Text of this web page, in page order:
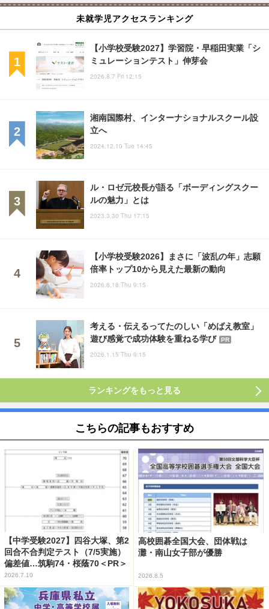
未就学児アクセスランキング
【小学校受験2027】学習院・早稲田実業「シ
ミュレーションテスト」伸芽会
2026.8.7 Fri 12:15
湘南国際村、インターナショナルスクール設
立へ
2024.12.10 Tue 14:45
ル・ロゼ元校長が語る「ボーディングスクー
ルの魅力」とは
2023.3.30 Thu 17:15
【小学校受験2026】まさに「波乱の年」志願
倍率トップ10から見えた最新の動向
2026.6.18 Thu 9:15
考える・伝えるってたのしい「めばえ教室」
遊び感覚で成功体験を重ねる学び
PR
2026.1.15 Thu 9:15
ランキングをもっと見る
こちらの記事もおすすめ
【中学受験2027】四谷大塚、第2
回合不合判定テスト（7/5実施）
偏差値…筑駒74・桜蔭70＜PR＞
2026.7.10
高校囲碁全国大会、団体戦は
灘・南山女子部が優勝
2026.8.5